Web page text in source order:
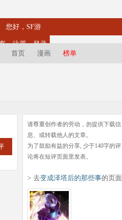
好，SF游
注册
登录
首页
漫画 榜单
请尊重创作者的劳动，勿提供下载信
息、或转载他人的文章。
为了鼓励有益的分享, 少于140字的评
论将在短评页面里发表。
> 去变成泽塔后的那些事的页面